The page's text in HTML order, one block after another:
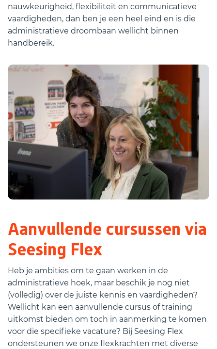
nauwkeurigheid, flexibiliteit en communicatieve
vaardigheden, dan ben je een heel eind en is die
administratieve droombaan wellicht binnen
handbereik.
Aanvullende cursussen via
Seesing Flex
Heb je ambities om te gaan werken in de
administratieve hoek, maar beschik je nog niet
(volledig) over de juiste kennis en vaardigheden?
Wellicht kan een aanvullende cursus of training
uitkomst bieden om toch in aanmerking te komen
voor die specifieke vacature? Bij Seesing Flex
ondersteunen we onze flexkrachten met diverse